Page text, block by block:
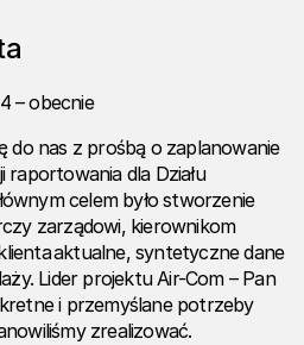
– obecnie
do nas z prośbą o zaplanowanie
dla Działu
celem było stworzenie
zarządowi, kierownikom
aktualne, syntetyczne dane
Lider projektu Air-Com – Pan
i przemyślane potrzeby
zrealizować.